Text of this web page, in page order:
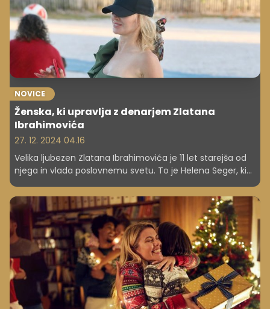
izmenah, vam lahko ta sprememba prinese konkretne
koristi in izboljša vaše splošno počutje.
NOVICE
Ženska, ki upravlja z denarjem Zlatana
Ibrahimovića
27. 12. 2024 04.16
Velika ljubezen Zlatana Ibrahimovića je 11 let starejša od
njega in vlada poslovnemu svetu. To je Helena Seger, ki
je uspešno poslovno kariero zgradila, še preden je
spoznala Zlatana. Helena torej ni tipična žena
nogometaša ...